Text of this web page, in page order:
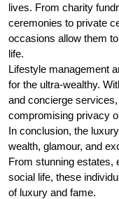
lives. From charity
ceremonies to private
occasions allow them
life.
Lifestyle management
for the ultra-wealthy.
and concierge
compromising privacy
In conclusion, the
wealth, glamour, and
From stunning estates,
social life, these
of luxury and fame.